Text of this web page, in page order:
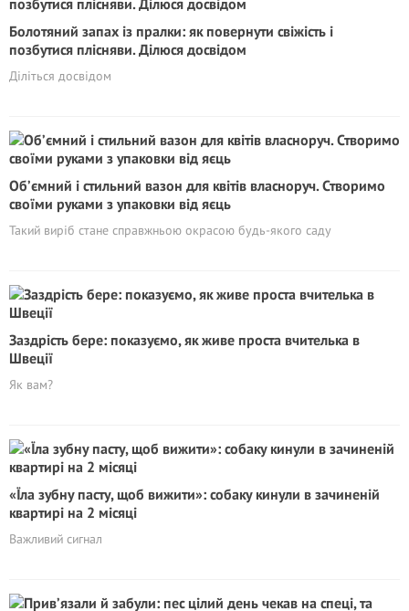
Болотяний запах із пралки: як повернути свіжість і
позбутися плісняви. Ділюся досвідом
Діліться досвідом
Об’ємний і стильний вазон для квітів власноруч. Створимо
своїми руками з упаковки від яєць
Такий виріб стане справжньою окрасою будь-якого саду
Заздрість бере: показуємо, як живе проста вчителька в
Швеції
Як вам?
«Їла зубну пасту, щоб вижити»: собаку кинули в зачиненій
квартирі на 2 місяці
Важливий сигнал